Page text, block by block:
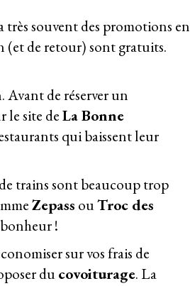
très souvent des promotions en
(et de retour) sont gratuits.
de réserver un
le site deLa Bonne
qui baissent leur
trains sont beaucoup trop
Zepass ouTroc des
!
sur vos frais de
ducovoiturage. La